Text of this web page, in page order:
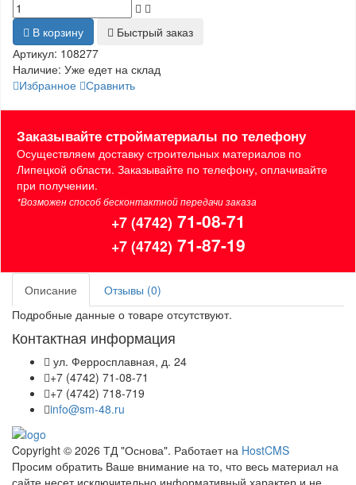
В корзину
Быстрый заказ
Артикул: 108277
Наличие: Уже едет на склад
Избранное Сравнить
Заказывайте стройматериалы по телефону
Осуществляем доставку строительных материалов по
Липецкой области. Заказывайте по телефону, оплачивайте
при получении.
*Возможен способ бесконтактной передачи заказа
+7 (4742) 71-08-71
+7 (4742) 71-87-19
Описание
Отзывы (0)
Подробные данные о товаре отсутствуют.
Контактная информация
ул. Ферросплавная, д. 24
+7 (4742) 71-08-71
+7 (4742) 718-719
info@sm-48.ru
Copyright © 2026 ТД "Основа". Работает на HostCMS
Просим обратить Ваше внимание на то, что весь материал на